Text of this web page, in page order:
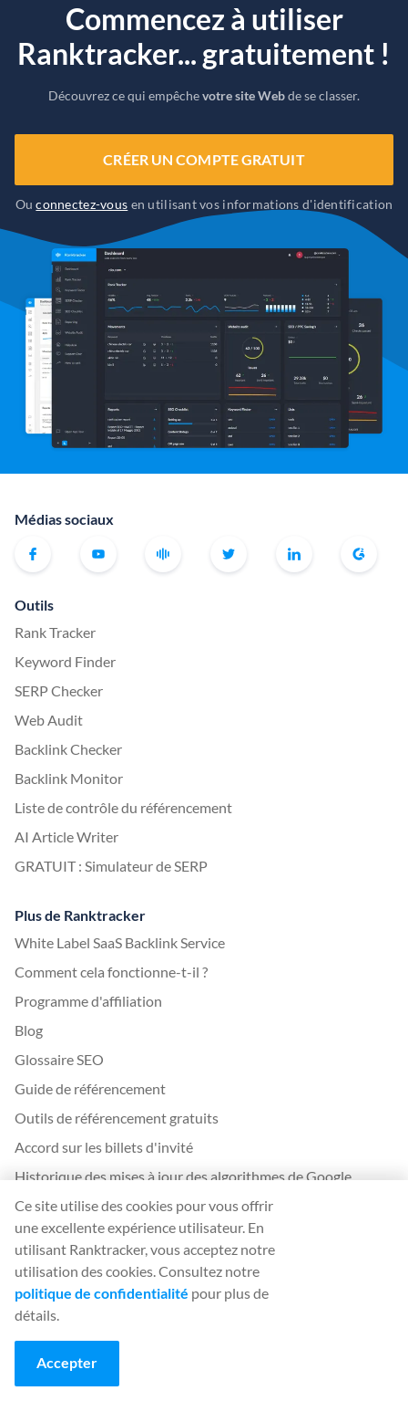
Commencez à utiliser
Ranktracker... gratuitement !
Découvrez ce qui empêchevotre site Webde se classer.
CRÉER UN COMPTE GRATUIT
Ouconnectez-vous en utilisant vos informations d'identification
Médias sociaux
Outils
Rank Tracker
Keyword Finder
SERP Checker
Web Audit
Backlink Checker
Backlink Monitor
Liste de contrôle du référencement
AI Article Writer
GRATUIT : Simulateur de SERP
Plus de Ranktracker
White Label SaaS Backlink Service
Comment cela fonctionne-t-il ?
Programme d'affiliation
Blog
Glossaire SEO
Guide de référencement
Outils de référencement gratuits
Accord sur les billets d'invité
Historique des mises à jour des algorithmes de Google
Mentions légales
Conditions d'utilisation
Politique de confidentialité
Se connecter
S’inscrire
Ce site utilise des cookies pour vous offrir
une excellente expérience utilisateur. En
utilisant Ranktracker, vous acceptez notre
utilisation des cookies. Consultez notre
politique de confidentialité pour plus de
détails.
Accepter